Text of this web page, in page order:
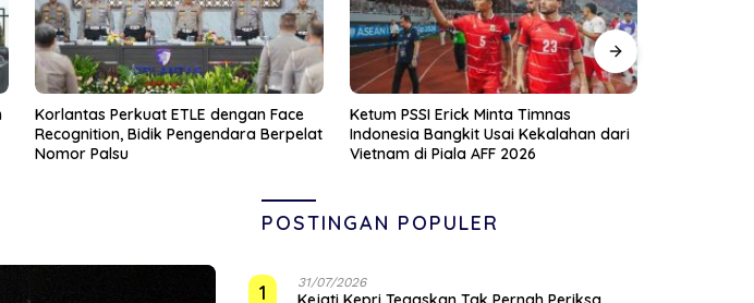
Ketum PSSI Erick Minta Timnas
Indonesia Bangkit Usai Kekalahan dari
Vietnam di Piala AFF 2026
UMKM Tanjungpinang Diperkenalkan AI
untuk Percepat Pengembangan Produk
Lokal dan Disiapkan Masuk Pasar
POSTINGAN POPULER
1 31/07/2026